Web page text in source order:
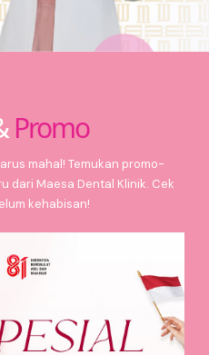
Promo
mahal! Temukan promo-
dari Maesa Dental Klinik. Cek
kehabisan!